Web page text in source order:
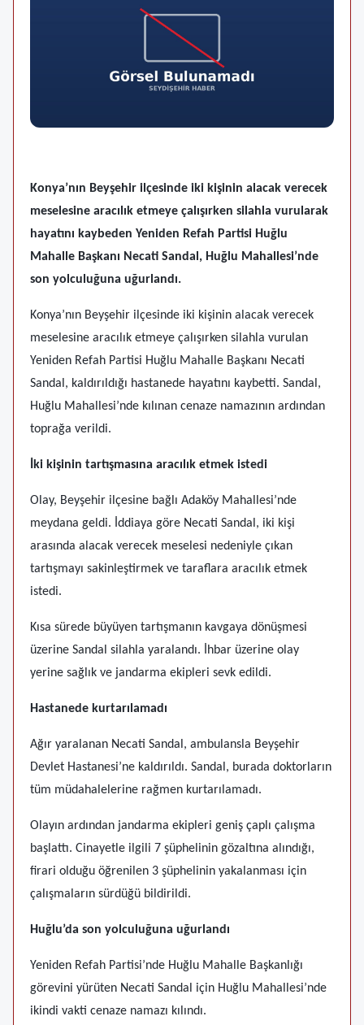
Konya’nın Beyşehir ilçesinde iki kişinin alacak verecek
meselesine aracılık etmeye çalışırken silahla vurularak
hayatını kaybeden Yeniden Refah Partisi Huğlu
Mahalle Başkanı Necati Sandal, Huğlu Mahallesi’nde
son yolculuğuna uğurlandı.
Konya’nın Beyşehir ilçesinde iki kişinin alacak verecek
meselesine aracılık etmeye çalışırken silahla vurulan
Yeniden Refah Partisi Huğlu Mahalle Başkanı Necati
Sandal, kaldırıldığı hastanede hayatını kaybetti. Sandal,
Huğlu Mahallesi’nde kılınan cenaze namazının ardından
toprağa verildi.
İki kişinin tartışmasına aracılık etmek istedi
Olay, Beyşehir ilçesine bağlı Adaköy Mahallesi’nde
meydana geldi. İddiaya göre Necati Sandal, iki kişi
arasında alacak verecek meselesi nedeniyle çıkan
tartışmayı sakinleştirmek ve taraflara aracılık etmek
istedi.
Kısa sürede büyüyen tartışmanın kavgaya dönüşmesi
üzerine Sandal silahla yaralandı. İhbar üzerine olay
yerine sağlık ve jandarma ekipleri sevk edildi.
Hastanede kurtarılamadı
Ağır yaralanan Necati Sandal, ambulansla Beyşehir
Devlet Hastanesi’ne kaldırıldı. Sandal, burada doktorların
tüm müdahalelerine rağmen kurtarılamadı.
Olayın ardından jandarma ekipleri geniş çaplı çalışma
başlattı. Cinayetle ilgili 7 şüphelinin gözaltına alındığı,
firari olduğu öğrenilen 3 şüphelinin yakalanması için
çalışmaların sürdüğü bildirildi.
Huğlu’da son yolculuğuna uğurlandı
Yeniden Refah Partisi’nde Huğlu Mahalle Başkanlığı
görevini yürüten Necati Sandal için Huğlu Mahallesi’nde
ikindi vakti cenaze namazı kılındı.